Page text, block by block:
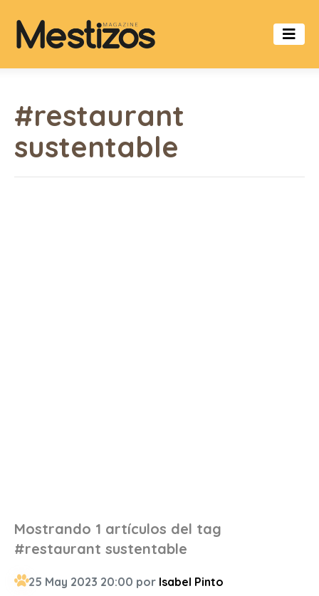
#restaurant
sustentable
Mostrando 1 artículos del tag
#restaurant sustentable
25 May 2023 20:00 por Isabel Pinto